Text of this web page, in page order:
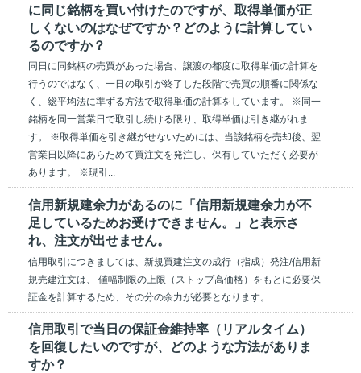
に同じ銘柄を買い付けたのですが、取得単価が正
しくないのはなぜですか？どのように計算してい
るのですか？
同日に同銘柄の売買があった場合、譲渡の都度に取得単価の計算を
行うのではなく、一日の取引が終了した段階で売買の順番に関係な
く、総平均法に準ずる方法で取得単価の計算をしています。 ※同一
銘柄を同一営業日で取引し続ける限り、取得単価は引き継がれま
す。 ※取得単価を引き継がせないためには、当該銘柄を売却後、翌
営業日以降にあらためて買注文を発注し、保有していただく必要が
あります。 ※現引...
信用新規建余力があるのに「信用新規建余力が不
足しているためお受けできません。」と表示さ
れ、注文が出せません。
信用取引につきましては、新規買建注文の成行（指成）発注/信用新
規売建注文は、 値幅制限の上限（ストップ高価格）をもとに必要保
証金を計算するため、その分の余力が必要となります。
信用取引で当日の保証金維持率（リアルタイム）
を回復したいのですが、どのような方法がありま
すか？